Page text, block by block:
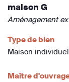
maison G
Aménagement
Type de bien
Maison
Maître